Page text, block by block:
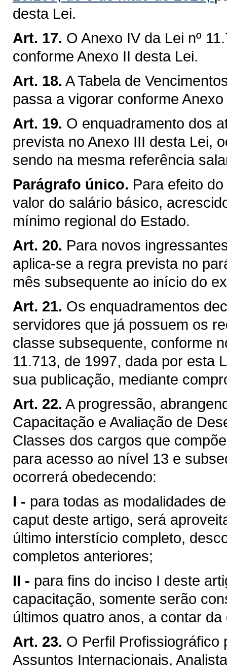
desta Lei.
Art. 17. O Anexo IV da Lei nº
conforme Anexo II desta Lei.
Art. 18. A Tabela de
passa a vigorar conforme
Art. 19. O enquadramento dos
prevista no Anexo III desta Lei,
sendo na mesma referência
Parágrafo único. Para efeito
valor do salário básico,
mínimo regional do Estado.
Art. 20. Para novos
aplica-se a regra prevista no
mês subsequente ao início do
Art. 21. Os enquadramentos
servidores que já possuem os
classe subsequente, conforme
11.713, de 1997, dada por esta
sua publicação, mediante
Art. 22. A progressão,
Capacitação e Avaliação de
Classes dos cargos que
para acesso ao nível 13 e
ocorrerá obedecendo:
I - para todas as modalidades
caput deste artigo, será
último interstício completo,
completos anteriores;
II - para fins do inciso I deste
capacitação, somente serão
últimos quatro anos, a contar
Art. 23. O Perfil Profissiográfico
Assuntos Internacionais,